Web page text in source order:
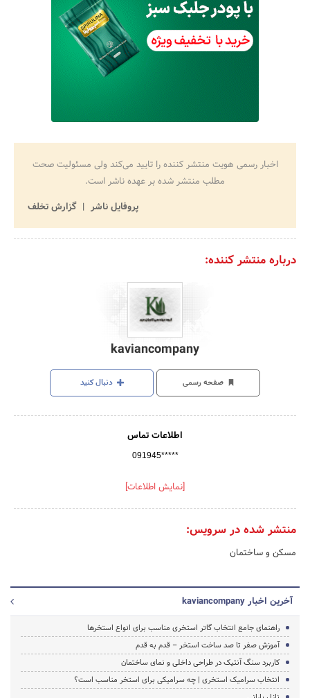
اخبار رسمی هویت منتشر کننده را تایید می‌کند ولی مسئولیت صحت
مطلب منتشر شده بر عهده ناشر است.
پروفایل ناشر
گزارش تخلف
درباره منتشر کننده:
kaviancompany
صفحه رسمی دنبال کنید
اطلاعات تماس
091945*****
[نمایش اطلاعات]
منتشر شده در سرویس:
مسکن و ساختمان
آخرین اخبار kaviancompany
راهنمای جامع انتخاب گاتر استخری مناسب برای انواع استخرها
آموزش صفر تا صد ساخت استخر – قدم به قدم
کاربرد سنگ آنتیک در طراحی داخلی و نمای ساختمان
انتخاب سرامیک استخری | چه سرامیکی برای استخر مناسب است؟